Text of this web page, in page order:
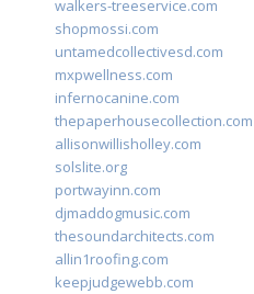
walkers-treeservice.com
shopmossi.com
untamedcollectivesd.com
mxpwellness.com
infernocanine.com
thepaperhousecollection.com
allisonwillisholley.com
solslite.org
portwayinn.com
djmaddogmusic.com
thesoundarchitects.com
allin1roofing.com
keepjudgewebb.com